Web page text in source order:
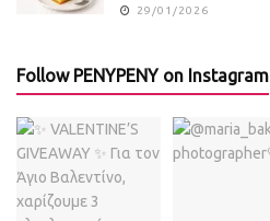
29/01/2026
Follow PENYPENY on Instagram